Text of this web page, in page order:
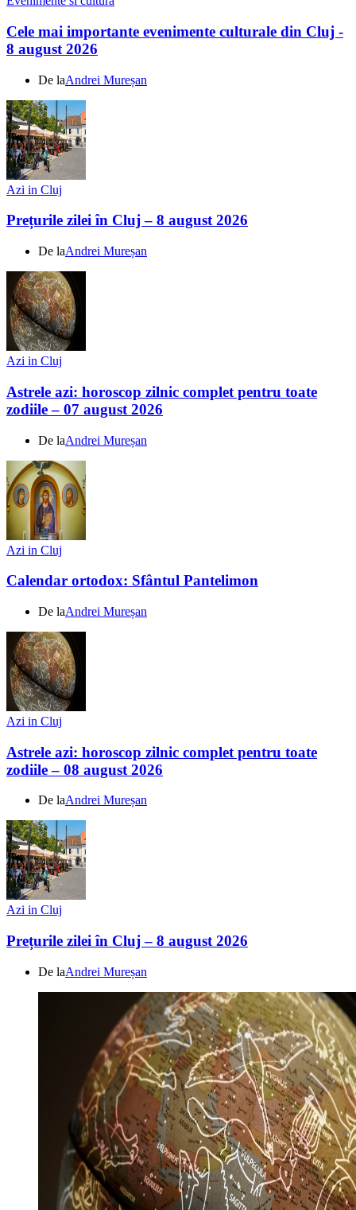
Cele mai importante evenimente culturale din Cluj -
8 august 2026
De laAndrei Mureșan
Azi in Cluj
Prețurile zilei în Cluj – 8 august 2026
De laAndrei Mureșan
Azi in Cluj
Astrele azi: horoscop zilnic complet pentru toate
zodiile – 07 august 2026
De laAndrei Mureșan
Azi in Cluj
Calendar ortodox: Sfântul Pantelimon
De laAndrei Mureșan
Azi in Cluj
Astrele azi: horoscop zilnic complet pentru toate
zodiile – 08 august 2026
De laAndrei Mureșan
Azi in Cluj
Prețurile zilei în Cluj – 8 august 2026
De laAndrei Mureșan